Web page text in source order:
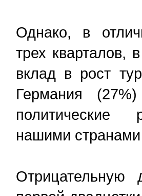
Однако, в
трех кварталов,
вклад в рост
Германия
политические
нашими
Отрицательную